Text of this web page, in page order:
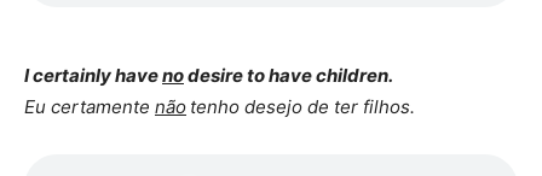
I certainly havenodesire to have children.
Eu certamente não tenho desejo de ter filhos.